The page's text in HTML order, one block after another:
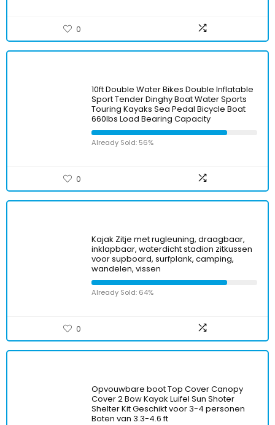
0
10ft Double Water Bikes Double Inflatable
Sport Tender Dinghy Boat Water Sports
Touring Kayaks Sea Pedal Bicycle Boat
660lbs Load Bearing Capacity
Already Sold: 56%
0
Kajak Zitje met rugleuning, draagbaar,
inklapbaar, waterdicht stadion zitkussen
voor supboard, surfplank, camping,
wandelen, vissen
Already Sold: 64%
0
Opvouwbare boot Top Cover Canopy
Cover 2 Bow Kayak Luifel Sun Shoter
Shelter Kit Geschikt voor 3-4 personen
Boten van 3.3-4.6 ft